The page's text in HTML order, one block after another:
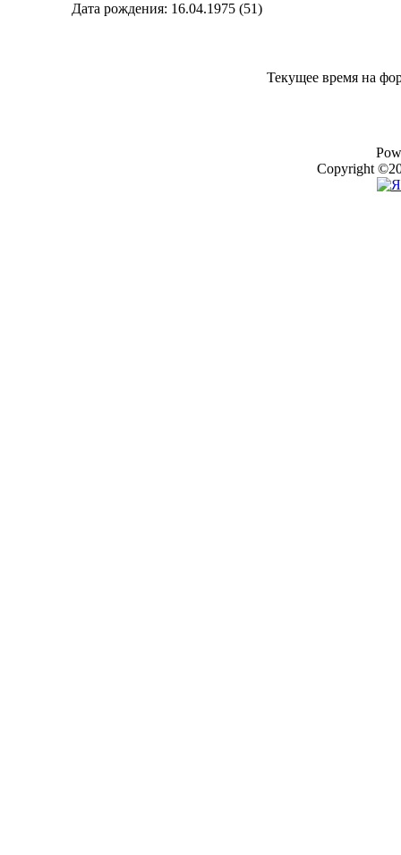
Дата рождения: 16.04.1975 (51)
Текущее время на
Copyright